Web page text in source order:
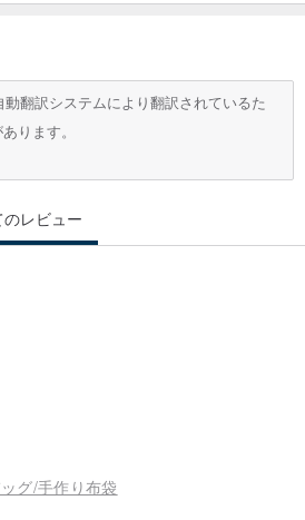
翻訳システムにより翻訳されているた
ります。
レビュー
グ/手作り布袋